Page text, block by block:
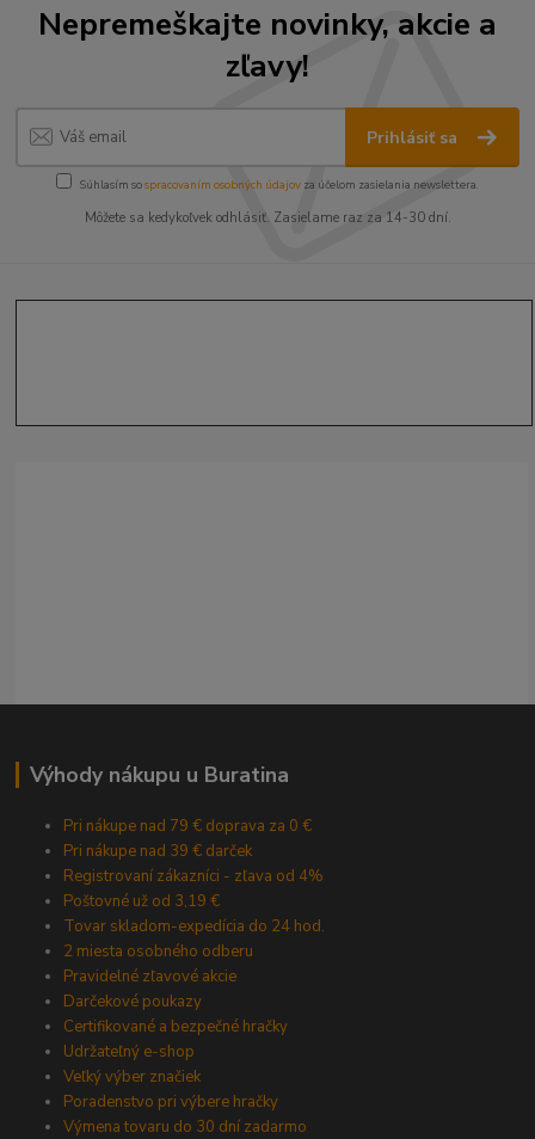
Nepremeškajte novinky, akcie a
zľavy!
Prihlásiť sa
Súhlasím sospracovaním osobných údajov za účelom zasielania newslettera.
Môžete sa kedykoľvek odhlásiť. Zasielame raz za 14-30 dní.
Výhody nákupu u Buratina
Pri nákupe nad 79 € doprava za 0 €
Pri nákupe nad 39 € darček
Registrovaní zákazníci - zľava od 4%
Poštovné už od 3,19 €
Tovar skladom-expedícia do 24 hod.
2 miesta osobného odberu
Pravidelné zľavové akcie
Darčekové poukazy
Certifikované a bezpečné hračky
Udržateľný e-shop
Veľký výber značiek
Poradenstvo pri výbere hračky
Výmena tovaru do 30 dní zadarmo